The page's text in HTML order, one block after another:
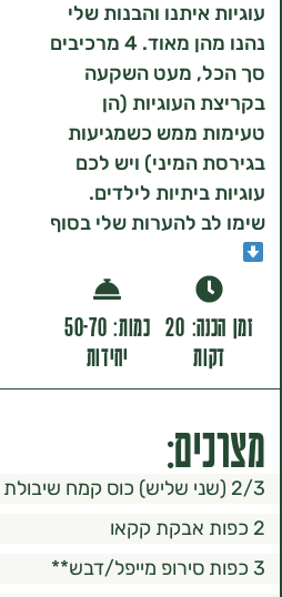
והבנות שלי
נהנו מהן מאוד. 4 מרכיבים
מעט השקעה
העוגיות (הן
ממש כשמגיעות
המיני) ויש לכם
לילדים.
להערות שלי בסוף
זמן הכנה: 20
כמות: 50-70
יחידות